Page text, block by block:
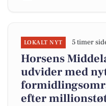
LOKALT NYT 5 timer
Horsens
udvider med
efter